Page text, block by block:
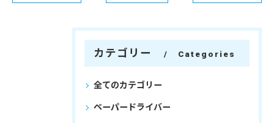
カテゴリー Categories
全てのカテゴリー
ペーパードライバー